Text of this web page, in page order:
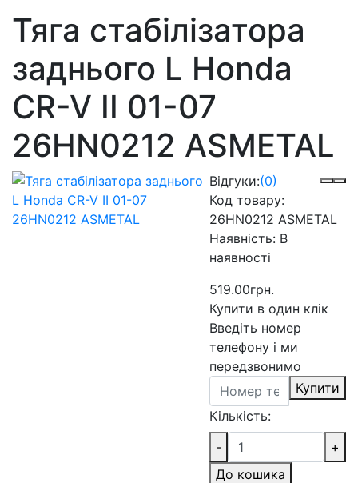
Тяга стабілізатора
заднього L Honda
CR-V II 01-07
26HN0212 ASMETAL
Відгуки:(0)
Код товару:
26HN0212 ASMETAL
Наявність: В
наявності
519.00грн.
Купити в один клік
Введіть номер
телефону і ми
передзвонимо
Купити
Кількість:
-
+
До кошика